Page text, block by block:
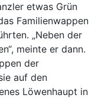
etwas Grün
Familienwappen
„Neben der
meinte er dann.
der
auf den
Löwenhaupt in